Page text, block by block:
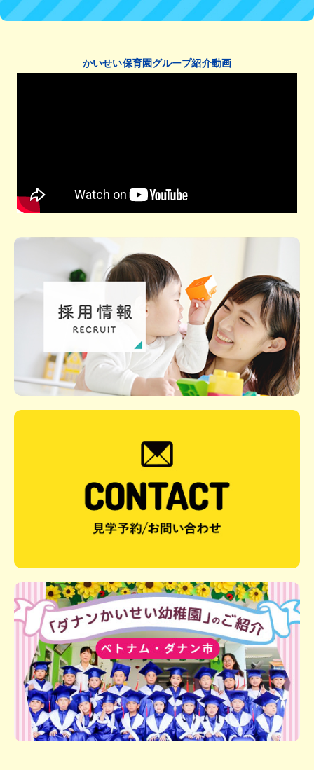
かいせい保育園グループ紹介動画